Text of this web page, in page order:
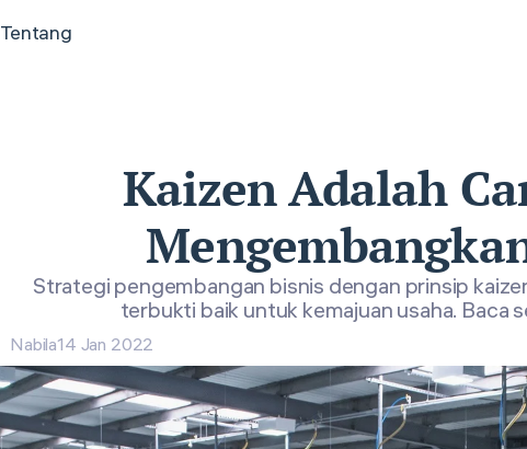
Tentang
Kaizen Adalah
Strategi pengembangan bisnis dengan prinsip
terbukti baik untuk kemajuan usaha. Baca
Nabila14 Jan 2022